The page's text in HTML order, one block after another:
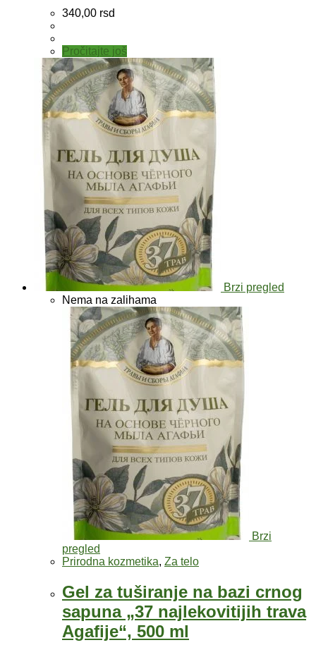
340,00 rsd
Pročitajte još
Brzi pregled
Nema na zalihama
Brzi
pregled
Prirodna kozmetika, Za telo
Gel za tuširanje na bazi crnog
sapuna „37 najlekovitijih trava
Agafije“, 500 ml